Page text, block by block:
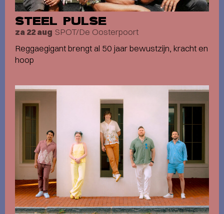
STEEL PULSE
za 22 aug SPOT/De Oosterpoort
Reggaegigant brengt al 50 jaar bewustzijn, kracht en
hoop